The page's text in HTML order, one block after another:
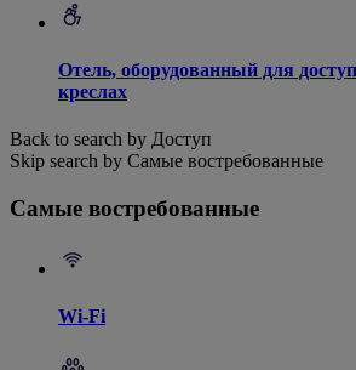
Отель, оборудованный для
креслах
Back to search by Доступ
Skip search by Самые востребованные
Самые востребованные
Wi-Fi